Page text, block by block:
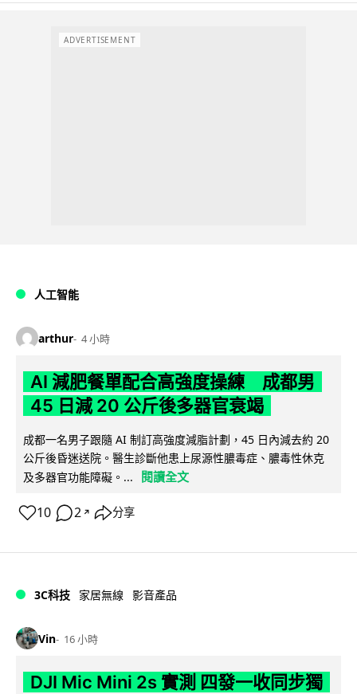
ADVERTISEMENT
人工智能
arthur 4 小時
AI 減肥餐單配合高強度操練 成都男
45 日減 20 公斤後多器官衰竭
成都一名男子跟隨 AI 制訂高強度減脂計劃，45 日內減去約 20
公斤後昏迷送院。醫生診斷他患上尿源性膿毒症、膿毒性休克
及多器官功能障礙。...
閱讀全文
10 2 ↗ 分享
3C科技 家居無線 影音產品
Vin 16 小時
DJI Mic Mini 2s 實測 四發一收同步獨